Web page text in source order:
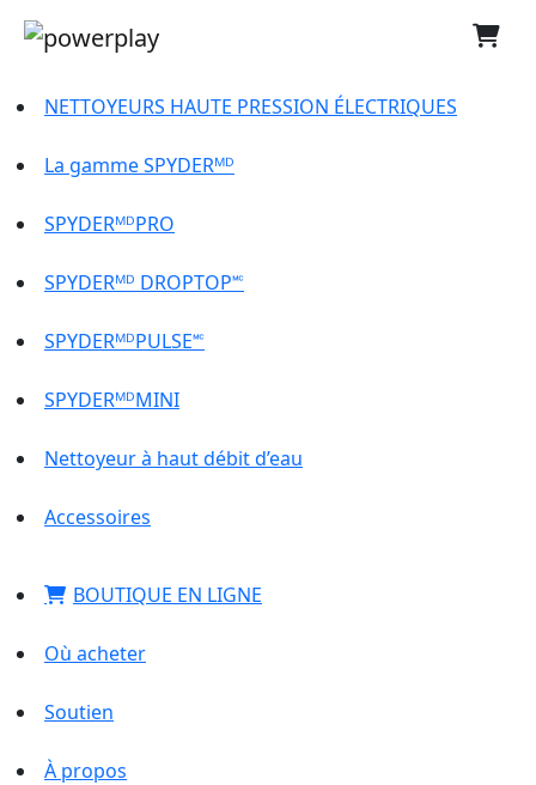
NETTOYEURS HAUTE PRESSION ÉLECTRIQUES
La gamme SPYDERᴹᴰ
SPYDERᴹᴰPRO
SPYDERᴹᴰ DROPTOP🅪
SPYDERᴹᴰPULSE🅪
SPYDERᴹᴰMINI
Nettoyeur à haut débit d’eau
Accessoires
BOUTIQUE EN LIGNE
Où acheter
Soutien
À propos